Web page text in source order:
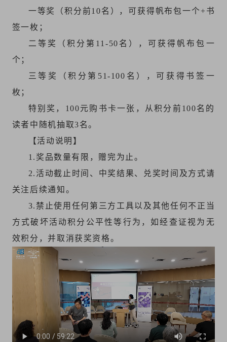
一等奖（积分前10名），可获得帆布包一个+书
签一枚；
二等奖（积分第11-50名），可获得帆布包一
个；
三等奖（积分第51-100名），可获得书签一
枚；
特别奖，100元购书卡一张，从积分前100名的
读者中随机抽取3名。
【活动说明】
1.奖品数量有限，赠完为止。
2.活动截止时间、中奖结果、兑奖时间及方式请
关注后续通知。
3.禁止使用任何第三方工具以及其他任何不正当
方式破坏活动积分公平性等行为，如经查证视为无
效积分，并取消获奖资格。